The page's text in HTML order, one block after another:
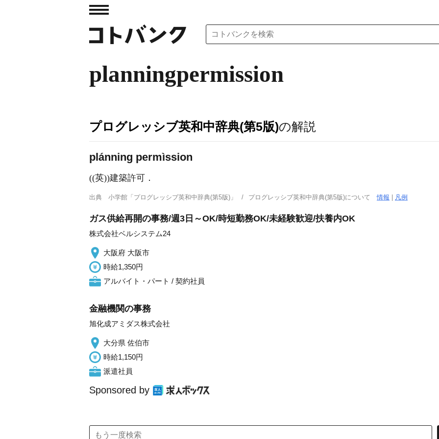
planningpermission
プログレッシブ英和中辞典(第5版)の解説
plánning permìssion
((英))建築許可 ．
出典 小学館「プログレッシブ英和中辞典(第5版)」 プログレッシブ英和中辞典(第5版)について情報 凡例
ガス供給再開の事務/週3日～OK/時短勤務OK/未経験歓迎/扶養内OK
株式会社ベルシステム24
大阪府 大阪市
時給1,350円
アルバイト・パート / 契約社員
金融機関の事務
旭化成アミダス株式会社
大分県 佐伯市
時給1,150円
派遣社員
Sponsored by